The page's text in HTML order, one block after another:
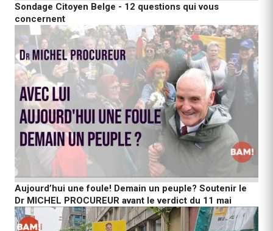
Sondage Citoyen Belge - 12 questions qui vous
concernent
Aujourd’hui une foule! Demain un peuple? Soutenir le
Dr MICHEL PROCUREUR avant le verdict du 11 mai